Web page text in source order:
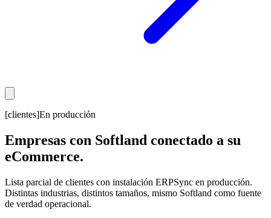
[clientes]En producción
Empresas con Softland conectado a su
eCommerce.
Lista parcial de clientes con instalación ERPSync en producción.
Distintas industrias, distintos tamaños, mismo Softland como fuente
de verdad operacional.